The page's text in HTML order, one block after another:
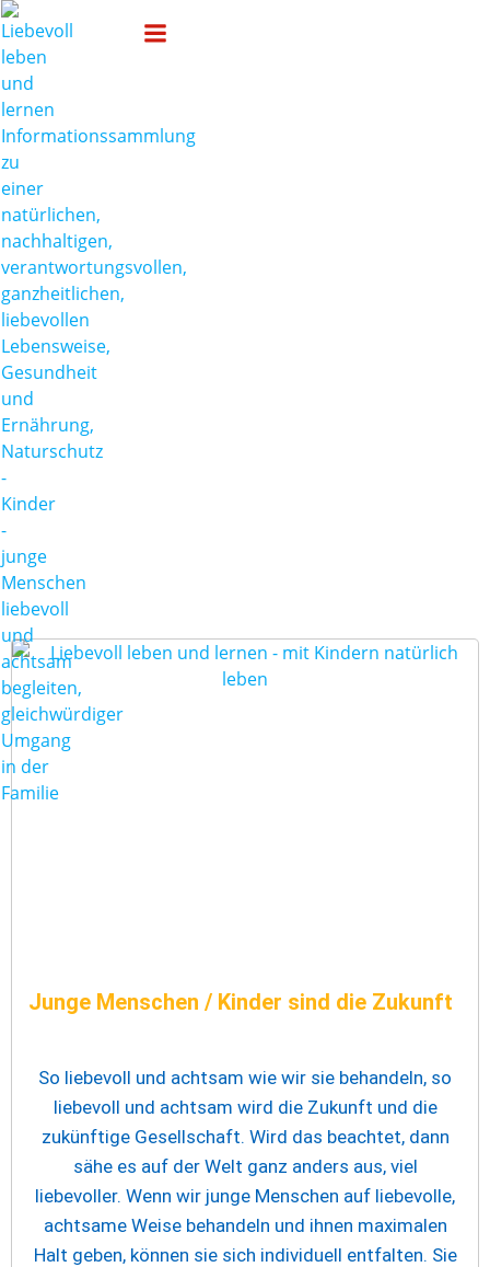
Beiträge im
Junge Menschen / Kinder sind die Zukunft
So liebevoll und achtsam wie wir sie behandeln, so
liebevoll und achtsam wird die Zukunft und die
zukünftige Gesellschaft. Wird das beachtet, dann
sähe es auf der Welt ganz anders aus, viel
liebevoller. Wenn wir junge Menschen auf liebevolle,
achtsame Weise behandeln und ihnen maximalen
Halt geben, können sie sich individuell entfalten. Sie